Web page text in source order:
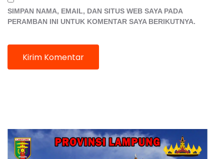
SIMPAN NAMA, EMAIL, DAN SITUS WEB SAYA PADA
PERAMBAN INI UNTUK KOMENTAR SAYA BERIKUTNYA.